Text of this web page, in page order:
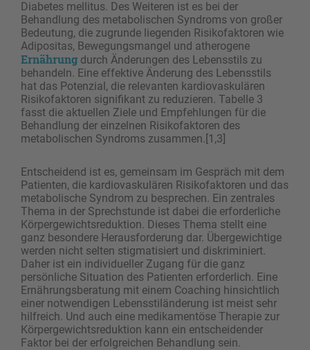
Diabetes mellitus. Des Weiteren ist es bei der
Behandlung des metabolischen Syndroms von großer
Bedeutung, die zugrunde liegenden Risikofaktoren wie
Adipositas, Bewegungsmangel und atherogene
Ernährung durch Änderungen des Lebensstils zu
behandeln. Eine effektive Änderung des Lebensstils
hat das Potenzial, die relevanten kardiovaskulären
Risikofaktoren signifikant zu reduzieren. Tabelle 3
fasst die aktuellen Ziele und Empfehlungen für die
Behandlung der einzelnen Risikofaktoren des
metabolischen Syndroms zusammen.[1,3]
Entscheidend ist es, gemeinsam im Gespräch mit dem
Patienten, die kardiovaskulären Risikofaktoren und das
metabolische Syndrom zu besprechen. Ein zentrales
Thema in der Sprechstunde ist dabei die erforderliche
Körpergewichtsreduktion. Dieses Thema stellt eine
ganz besondere Herausforderung dar. Übergewichtige
werden nicht selten stigmatisiert und diskriminiert.
Daher ist ein individueller Zugang für die ganz
persönliche Situation des Patienten erforderlich. Eine
Ernährungsberatung mit einem Coaching hinsichtlich
einer notwendigen Lebensstiländerung ist meist sehr
hilfreich. Und auch eine medikamentöse Therapie zur
Körpergewichtsreduktion kann ein entscheidender
Faktor bei der erfolgreichen Behandlung sein.